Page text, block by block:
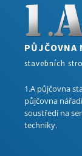
PŮJČOVNA
stavebních
1.A půjčovna
půjčovna
soustředí na
techniky.